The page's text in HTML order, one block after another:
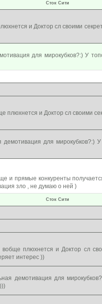
Сток Сити
и Доктор сл своими
для мирокубков?:) У
плюхнется и Доктор сл своими
для мирокубков?:)
прямые конкуренты
зло , не думаю о ней )
Сток Сити
вобще плюхнется и Доктор сл
интерес ))
демотивация для